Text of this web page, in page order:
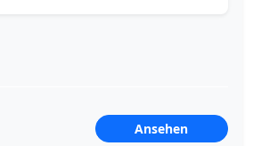
Ansehen